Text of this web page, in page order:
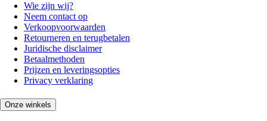
Wie zijn wij?
Neem contact op
Verkoopvoorwaarden
Retourneren en terugbetalen
Juridische disclaimer
Betaalmethoden
Prijzen en leveringsopties
Privacy verklaring
Onze winkels